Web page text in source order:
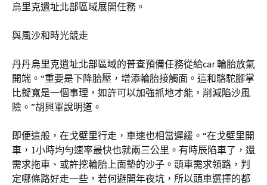
烏里克遺址北部區域展開任務。
與風沙和時光競走
丹丹烏里克遺址北部區域的普查預備任務從給car 輪胎放氣
開端。“重要是下降胎壓，增添輪胎接觸面。這和駱駝腳掌
比擬寬是一個事理，如許可以加強抓地才能，削減陷沙風
險。”胡興軍說明道。
即便這般，在戈壁里行走，車速也相當遲緩。“在戈壁里開
車，1小時均勻速率最快也就兩三公里。有時辰陷車了，還
需求拖車、或許挖輪胎上面墊的沙子。頭車需求領路，判
定哪條路好走一些，若何避開年夜坑，所以頭車選擇的都